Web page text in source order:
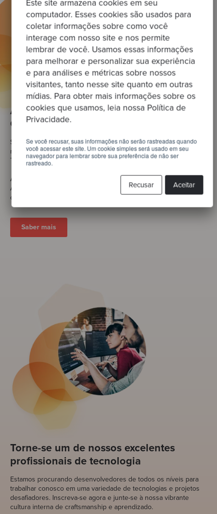
Este site armazena cookies em seu
computador. Esses cookies são usados para
coletar informações sobre como você
interage com nosso site e nos permite
lembrar de você. Usamos essas informações
para melhorar e personalizar sua experiência
e para análises e métricas sobre nossos
visitantes, tanto nesse site quanto em outras
mídias. Para obter mais informações sobre os
cookies que usamos, leia nossa Política de
Privacidade.
Se você recusar, suas informações não serão rastreadas quando
você acessar este site. Um cookie simples será usado em seu
navegador para lembrar sobre sua preferência de não ser
rastreado.
Aceitar
Recusar
Academia de Treinamento de
Codurance
Se você adora a ideia de ser um Craftsperson, mas sente que
não é o momento certo para sua carreira, a Academia de
Treinamento de Codurance pode ser ideal para você.
Ao contrário de muitos outros cursos, o Codurance Training
Academy de 4 meses é um aprendizado remunerado com
oportunidades de aprendizado prático.
Saber mais
Torne-se um de nossos excelentes
profissionais de tecnologia
Estamos procurando desenvolvedores de todos os níveis para
trabalhar conosco em uma variedade de tecnologias e projetos
desafiadores. Inscreva-se agora e junte-se à nossa vibrante
cultura interna de craftsmanship e aprendizado.